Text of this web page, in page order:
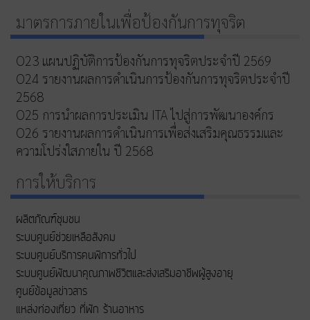
มาตรการภายในเพื่อป้องกันการทุจริต
O23 แผนปฏิบัติการป้องกันการทุจริตประจำปี 2569
O24 รายงานผลการดำเนินการป้องกันการทุจริตประจำปี
2568
O25 การนำผลการประเมิน ITA ไปสู่การพัฒนาองค์กร
O26 รายงานผลการดำเนินการเพื่อส่งเสริมคุณธรรมและ
ความโปร่งใสภายใน ปี 2568
การให้บริการ
ผลิตภัณฑ์ชุมชน
ระบบศูนย์ช่วยเหลือสังคม
ระบบศูนย์บริการคนพิการทั่วไป
ระบบศูนย์พัฒนาคุณภาพชีวิตและส่งเสริมอาชีพผู้สูงอายุ
ศูนย์ข้อมูลข่าวสาร
แหล่งท่องเที่ยว ที่พัก ร้านอาหาร